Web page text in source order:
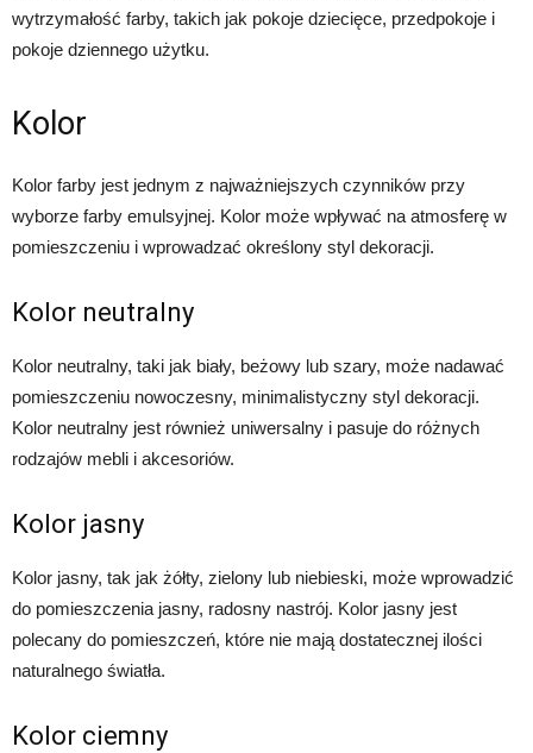
wytrzymałość farby, takich jak pokoje dziecięce, przedpokoje i
pokoje dziennego użytku.
Kolor
Kolor farby jest jednym z najważniejszych czynników przy
wyborze farby emulsyjnej. Kolor może wpływać na atmosferę w
pomieszczeniu i wprowadzać określony styl dekoracji.
Kolor neutralny
Kolor neutralny, taki jak biały, beżowy lub szary, może nadawać
pomieszczeniu nowoczesny, minimalistyczny styl dekoracji.
Kolor neutralny jest również uniwersalny i pasuje do różnych
rodzajów mebli i akcesoriów.
Kolor jasny
Kolor jasny, tak jak żółty, zielony lub niebieski, może wprowadzić
do pomieszczenia jasny, radosny nastrój. Kolor jasny jest
polecany do pomieszczeń, które nie mają dostatecznej ilości
naturalnego światła.
Kolor ciemny